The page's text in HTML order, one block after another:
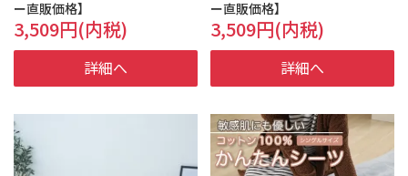
ー直販価格】
3,509円(内税)
詳細へ
ー直販価格】
3,509円(内税)
詳細へ